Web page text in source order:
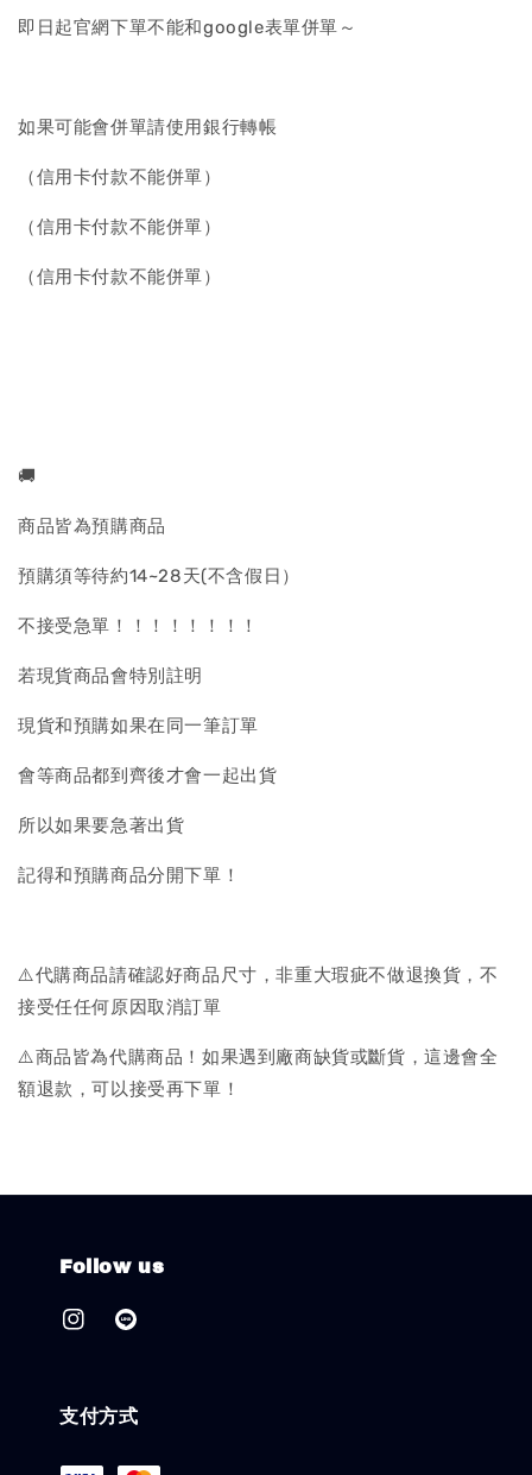
即日起官網下單不能和google表單併單～
如果可能會併單請使用銀行轉帳
（信用卡付款不能併單）
（信用卡付款不能併單）
（信用卡付款不能併單）
🚚
商品皆為預購商品
預購須等待約14~28天(不含假日）
不接受急單！！！！！！！！
若現貨商品會特別註明
現貨和預購如果在同一筆訂單
會等商品都到齊後才會一起出貨
所以如果要急著出貨
記得和預購商品分開下單！
⚠️代購商品請確認好商品尺寸，非重大瑕疵不做退換貨，不
接受任任何原因取消訂單
⚠️商品皆為代購商品！如果遇到廠商缺貨或斷貨，這邊會全
額退款，可以接受再下單！
Follow us
支付方式